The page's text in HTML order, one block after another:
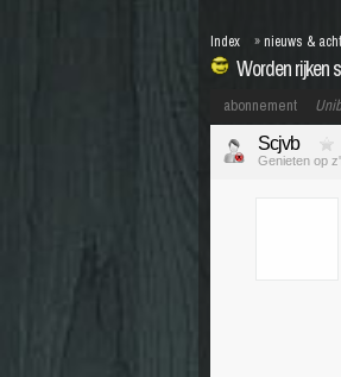
Worden rijken
Index » nieuws &
abonnement
Scjvb
Genieten op